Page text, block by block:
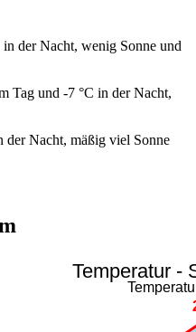
in der Nacht, wenig Sonne und
Tag und -7 °C in der Nacht,
der Nacht, mäßig viel Sonne